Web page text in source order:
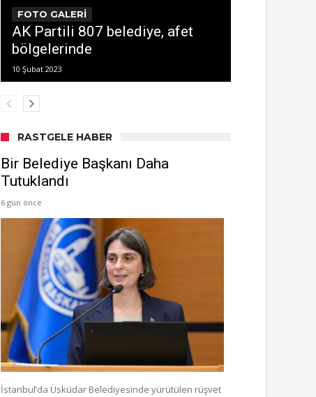
FOTO GALERİ
AK Partili 807 belediye, afet
bölgelerinde
10 Şubat 2023
RASTGELE HABER
Bir Belediye Başkanı Daha
Tutuklandı
6 gün önce
İstanbul’da Üsküdar Belediyesinde yürütülen rüşvet